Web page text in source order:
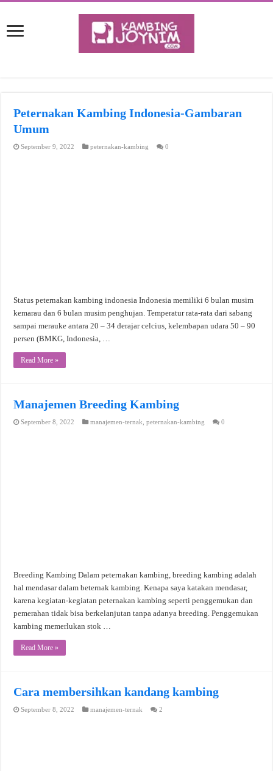
Peternakan Kambing Indonesia-Gambaran
Umum
September 9, 2022 peternakan-kambing 0
Status peternakan kambing indonesia Indonesia memiliki 6 bulan musim
kemarau dan 6 bulan musim penghujan. Temperatur rata-rata dari sabang
sampai merauke antara 20 – 34 derajar celcius, kelembapan udara 50 – 90
persen (BMKG, Indonesia, …
Read More »
Manajemen Breeding Kambing
September 8, 2022 manajemen-ternak ,peternakan-kambing 0
Breeding Kambing Dalam peternakan kambing, breeding kambing adalah
hal mendasar dalam beternak kambing. Kenapa saya katakan mendasar,
karena kegiatan-kegiatan peternakan kambing seperti penggemukan dan
pemerahan tidak bisa berkelanjutan tanpa adanya breeding. Penggemukan
kambing memerlukan stok …
Read More »
Cara membersihkan kandang kambing
September 8, 2022 manajemen-ternak 2